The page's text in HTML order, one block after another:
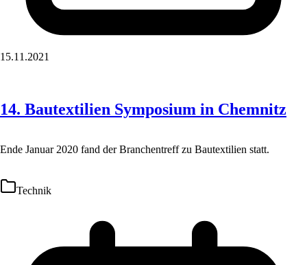
15.11.2021
14. Bautextilien Symposium in Chemnitz
Ende Januar 2020 fand der Branchentreff zu Bautextilien statt.
Technik